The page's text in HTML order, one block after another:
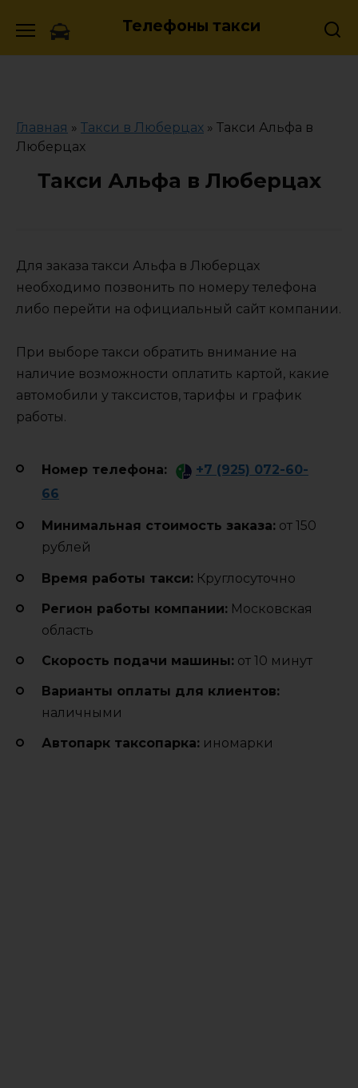
Телефоны такси
Главная » Такси в Люберцах » Такси Альфа в
Люберцах
Такси Альфа в Люберцах
Для заказа такси Альфа в Люберцах
необходимо позвонить по номеру телефона
либо перейти на официальный сайт компании.
При выборе такси обратить внимание на
наличие возможности оплатить картой, какие
автомобили у таксистов, тарифы и график
работы.
Номер телефона:
+7 (925) 072-60-
66
Минимальная стоимость заказа: от 150
рублей
Время работы такси: Круглосуточно
Регион работы компании: Московская
область
Cкорость подачи машины: от 10 минут
Варианты оплаты для клиентов:
наличными
Автопарк таксопарка: иномарки